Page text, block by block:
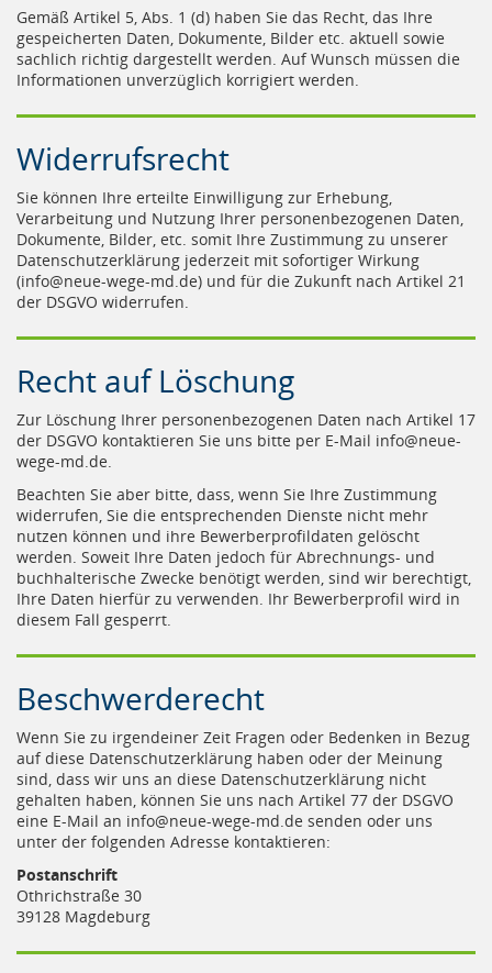
Gemäß Artikel 5, Abs. 1 (d) haben Sie das Recht, das Ihre
gespeicherten Daten, Dokumente, Bilder etc. aktuell sowie
sachlich richtig dargestellt werden. Auf Wunsch müssen die
Informationen unverzüglich korrigiert werden.
Widerrufsrecht
Sie können Ihre erteilte Einwilligung zur Erhebung,
Verarbeitung und Nutzung Ihrer personenbezogenen Daten,
Dokumente, Bilder, etc. somit Ihre Zustimmung zu unserer
Datenschutzerklärung jederzeit mit sofortiger Wirkung
(info@neue-wege-md.de) und für die Zukunft nach Artikel 21
der DSGVO widerrufen.
Recht auf Löschung
Zur Löschung Ihrer personenbezogenen Daten nach Artikel 17
der DSGVO kontaktieren Sie uns bitte per E-Mail info@neue-
wege-md.de.
Beachten Sie aber bitte, dass, wenn Sie Ihre Zustimmung
widerrufen, Sie die entsprechenden Dienste nicht mehr
nutzen können und ihre Bewerberprofildaten gelöscht
werden. Soweit Ihre Daten jedoch für Abrechnungs- und
buchhalterische Zwecke benötigt werden, sind wir berechtigt,
Ihre Daten hierfür zu verwenden. Ihr Bewerberprofil wird in
diesem Fall gesperrt.
Beschwerderecht
Wenn Sie zu irgendeiner Zeit Fragen oder Bedenken in Bezug
auf diese Datenschutzerklärung haben oder der Meinung
sind, dass wir uns an diese Datenschutzerklärung nicht
gehalten haben, können Sie uns nach Artikel 77 der DSGVO
eine E-Mail an info@neue-wege-md.de senden oder uns
unter der folgenden Adresse kontaktieren:
Postanschrift
Othrichstraße 30
39128 Magdeburg